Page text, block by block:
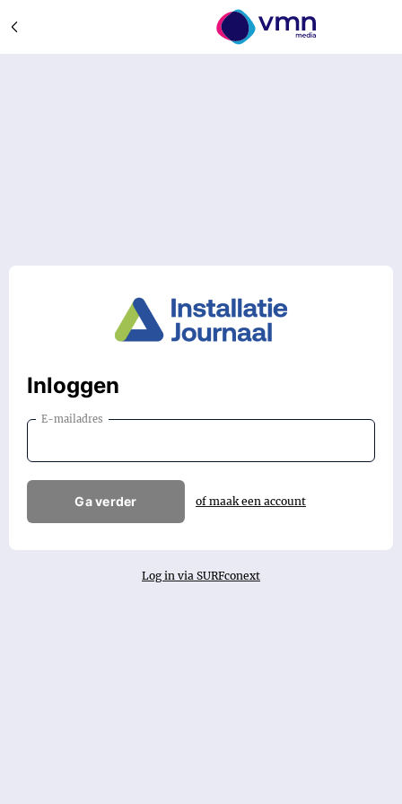
Inloggen
E-mailadres
Ga verder of maak een account
Log in via SURFconext